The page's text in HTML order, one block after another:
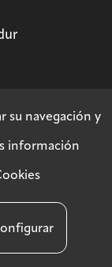
su navegación y
información